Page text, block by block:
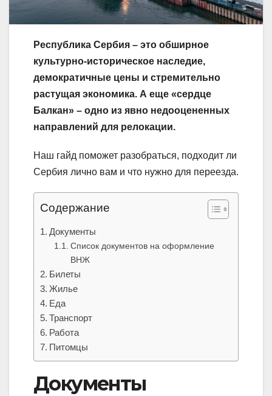
Республика Сербия – это обширное
культурно-историческое наследие,
демократичные цены и стремительно
растущая экономика. А еще «сердце
Балкан» – одно из явно недооцененных
направлений для релокации.
Наш гайд поможет разобраться, подходит ли
Сербия лично вам и что нужно для переезда.
Содержание
Документы
Список документов на оформление
ВНЖ
Билеты
Жилье
Еда
Транспорт
Работа
Питомцы
Документы